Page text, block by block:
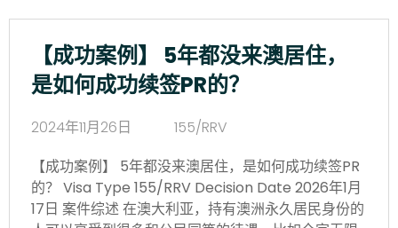
【成功案例】 5年都没来澳居住，
是如何成功续签PR的？
2024年11月26日
155/RRV
【成功案例】 5年都没来澳居住，是如何成功续签PR
的？ Visa Type 155/RRV Decision Date 2026年1月
17日 案件综述 在澳大利亚，持有澳洲永久居民身份的